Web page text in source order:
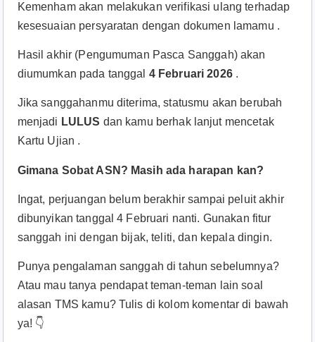
Kemenham akan melakukan verifikasi ulang terhadap
kesesuaian persyaratan dengan dokumen lamamu .
Hasil akhir (Pengumuman Pasca Sanggah) akan
diumumkan pada tanggal 4 Februari 2026.
Jika sanggahanmu diterima, statusmu akan berubah
menjadi LULUS dan kamu berhak lanjut mencetak
Kartu Ujian .
Gimana Sobat ASN? Masih ada harapan kan?
Ingat, perjuangan belum berakhir sampai peluit akhir
dibunyikan tanggal 4 Februari nanti. Gunakan fitur
sanggah ini dengan bijak, teliti, dan kepala dingin.
Punya pengalaman sanggah di tahun sebelumnya?
Atau mau tanya pendapat teman-teman lain soal
alasan TMS kamu? Tulis di kolom komentar di bawah
ya! 👇